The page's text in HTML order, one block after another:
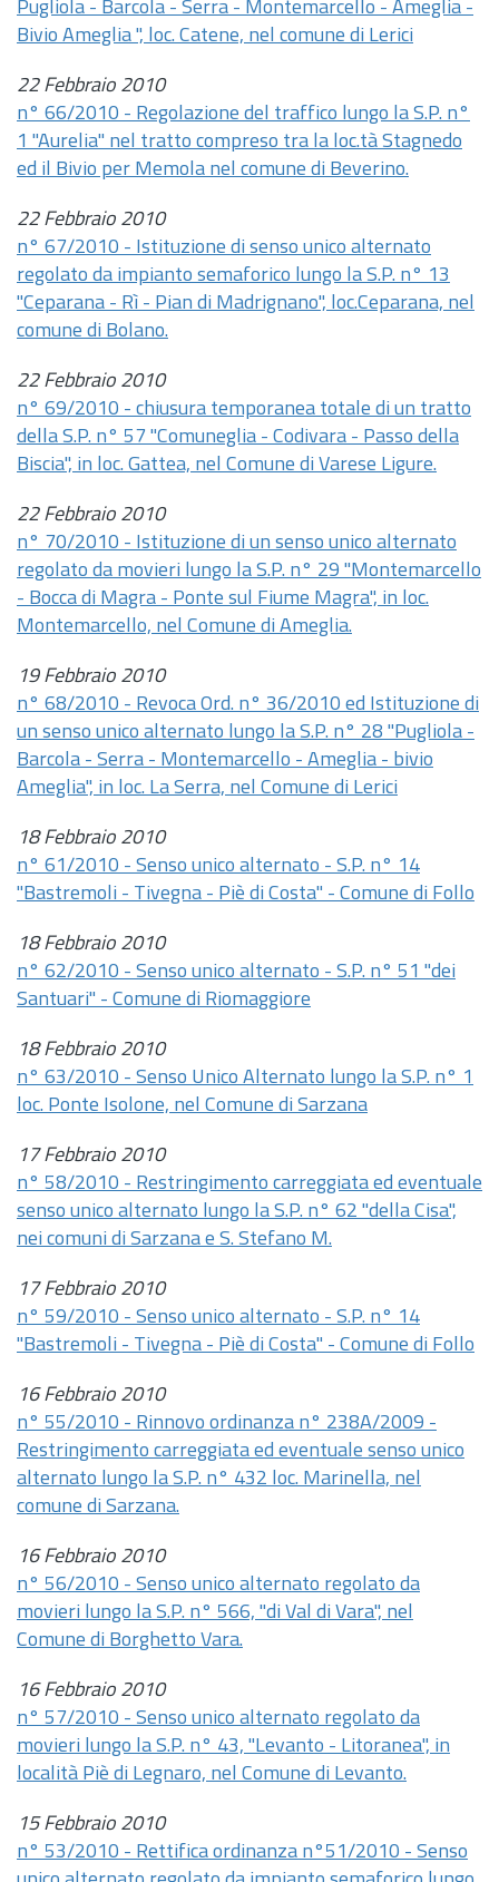
Pugliola - Barcola - Serra - Montemarcello - Ameglia -
Bivio Ameglia ", loc. Catene, nel comune di Lerici
22 Febbraio 2010
n° 66/2010 - Regolazione del traffico lungo la S.P. n°
1 "Aurelia" nel tratto compreso tra la loc.tà Stagnedo
ed il Bivio per Memola nel comune di Beverino.
22 Febbraio 2010
n° 67/2010 - Istituzione di senso unico alternato
regolato da impianto semaforico lungo la S.P. n° 13
"Ceparana - Rì - Pian di Madrignano", loc.Ceparana, nel
comune di Bolano.
22 Febbraio 2010
n° 69/2010 - chiusura temporanea totale di un tratto
della S.P. n° 57 "Comuneglia - Codivara - Passo della
Biscia", in loc. Gattea, nel Comune di Varese Ligure.
22 Febbraio 2010
n° 70/2010 - Istituzione di un senso unico alternato
regolato da movieri lungo la S.P. n° 29 "Montemarcello
- Bocca di Magra - Ponte sul Fiume Magra", in loc.
Montemarcello, nel Comune di Ameglia.
19 Febbraio 2010
n° 68/2010 - Revoca Ord. n° 36/2010 ed Istituzione di
un senso unico alternato lungo la S.P. n° 28 "Pugliola -
Barcola - Serra - Montemarcello - Ameglia - bivio
Ameglia", in loc. La Serra, nel Comune di Lerici
18 Febbraio 2010
n° 61/2010 - Senso unico alternato - S.P. n° 14
"Bastremoli - Tivegna - Piè di Costa" - Comune di Follo
18 Febbraio 2010
n° 62/2010 - Senso unico alternato - S.P. n° 51 "dei
Santuari" - Comune di Riomaggiore
18 Febbraio 2010
n° 63/2010 - Senso Unico Alternato lungo la S.P. n° 1
loc. Ponte Isolone, nel Comune di Sarzana
17 Febbraio 2010
n° 58/2010 - Restringimento carreggiata ed eventuale
senso unico alternato lungo la S.P. n° 62 "della Cisa",
nei comuni di Sarzana e S. Stefano M.
17 Febbraio 2010
n° 59/2010 - Senso unico alternato - S.P. n° 14
"Bastremoli - Tivegna - Piè di Costa" - Comune di Follo
16 Febbraio 2010
n° 55/2010 - Rinnovo ordinanza n° 238A/2009 -
Restringimento carreggiata ed eventuale senso unico
alternato lungo la S.P. n° 432 loc. Marinella, nel
comune di Sarzana.
16 Febbraio 2010
n° 56/2010 - Senso unico alternato regolato da
movieri lungo la S.P. n° 566, "di Val di Vara", nel
Comune di Borghetto Vara.
16 Febbraio 2010
n° 57/2010 - Senso unico alternato regolato da
movieri lungo la S.P. n° 43, "Levanto - Litoranea", in
località Piè di Legnaro, nel Comune di Levanto.
15 Febbraio 2010
n° 53/2010 - Rettifica ordinanza n°51/2010 - Senso